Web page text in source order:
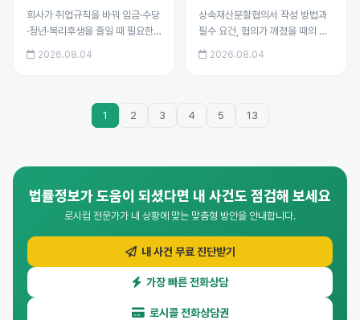
이익 변경의 동의 요건
회사가 취업규칙을 바꿔 임금·수당
·정년·복리후생을 줄일 때 필요한
동의 요건, 회람식 동의가 무효가
되는 이유, 동의 없이 변경된 규정
2026.08.04
할협의와 분할심판 절차
상속재산분할협의서 작성 방법과
필수 요건, 협의가 깨졌을 때의 조
정·심판 절차, 기여분과 특별수익
이 반영되는 방식, 부동산·예금·빚
2026.08.04
1 2 3 4 5 13
법률정보가 도움이 되셨다면 내 사건도 점검해 보세요
로시컴 전문가가 내 상황에 맞는 맞춤형 방안을 안내합니다.
내 사건 무료 진단받기
가장 빠른 전화상담
로시콜 전화상담권